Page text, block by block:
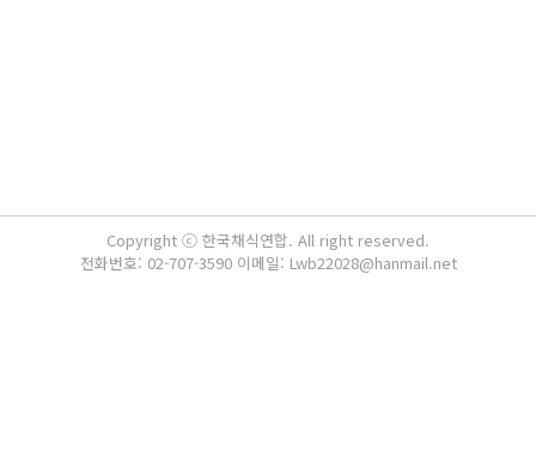
Copyright ⓒ 한국채식연합. All right reserved.
전화번호: 02-707-3590 이메일: Lwb22028@hanmail.net